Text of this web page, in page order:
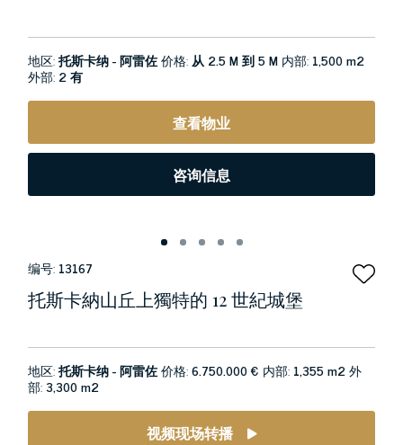
地区:托斯卡纳 - 阿雷佐价格:从 2.5 M 到 5 M 内部: 1,500 m2
外部: 2 有
查看物业
咨询信息
编号: 13167
托斯卡納山丘上獨特的 12 世紀城堡
地区:托斯卡纳 - 阿雷佐价格:6.750.000 € 内部: 1,355 m2外
部:3,300 m2
视频现场转播